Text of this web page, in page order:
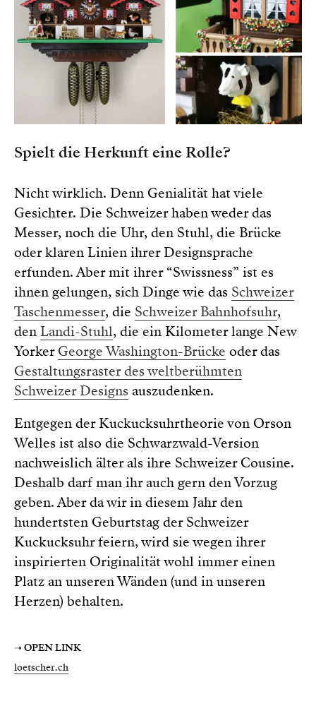
Spielt die Herkunft eine Rolle?
Nicht wirklich. Denn Genialität hat viele
Gesichter. Die Schweizer haben weder das
Messer, noch die Uhr, den Stuhl, die Brücke
oder klaren Linien ihrer Designsprache
erfunden. Aber mit ihrer “Swissness” ist es
ihnen gelungen, sich Dinge wie das Schweizer
Taschenmesser, die Schweizer Bahnhofsuhr,
den Landi-Stuhl, die ein Kilometer lange New
YorkerGeorge Washington-Brücke oder das
Gestaltungsraster des weltberühmten
Schweizer Designs auszudenken.
Entgegen der Kuckucksuhrtheorie von Orson
Welles ist also die Schwarzwald-Version
nachweislich älter als ihre Schweizer Cousine.
Deshalb darf man ihr auch gern den Vorzug
geben. Aber da wir in diesem Jahr den
hundertsten Geburtstag der Schweizer
Kuckucksuhr feiern, wird sie wegen ihrer
inspirierten Originalität wohl immer einen
Platz an unseren Wänden (und in unseren
Herzen) behalten.
➝ OPEN LINK
loetscher.ch